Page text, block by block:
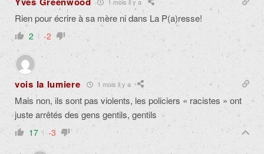
Rien pour écrire à sa mère ni dans La P(a)resse!
2 -2
vois la lumiere 1 mois il y a
Mais non, ils sont pas violents, les policiers « racistes » ont
juste arrêtés des gens gentils, gentils
17 -3